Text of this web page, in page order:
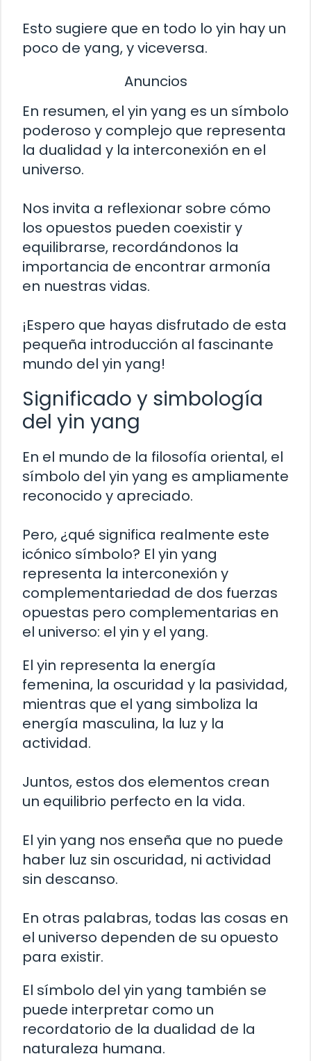
Esto sugiere que en todo lo yin hay un
poco de yang, y viceversa.
Anuncios
En resumen, el yin yang es un símbolo
poderoso y complejo que representa
la dualidad y la interconexión en el
universo.
Nos invita a reflexionar sobre cómo
los opuestos pueden coexistir y
equilibrarse, recordándonos la
importancia de encontrar armonía
en nuestras vidas.
¡Espero que hayas disfrutado de esta
pequeña introducción al fascinante
mundo del yin yang!
Significado y simbología
del yin yang
En el mundo de la filosofía oriental, el
símbolo del yin yang es ampliamente
reconocido y apreciado.
Pero, ¿qué significa realmente este
icónico símbolo? El yin yang
representa la interconexión y
complementariedad de dos fuerzas
opuestas pero complementarias en
el universo: el yin y el yang.
El yin representa la energía
femenina, la oscuridad y la pasividad,
mientras que el yang simboliza la
energía masculina, la luz y la
actividad.
Juntos, estos dos elementos crean
un equilibrio perfecto en la vida.
El yin yang nos enseña que no puede
haber luz sin oscuridad, ni actividad
sin descanso.
En otras palabras, todas las cosas en
el universo dependen de su opuesto
para existir.
El símbolo del yin yang también se
puede interpretar como un
recordatorio de la dualidad de la
naturaleza humana.